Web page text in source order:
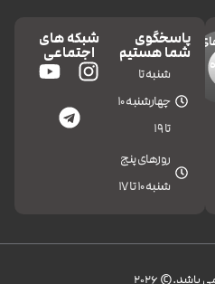
پاسخگوی
شما هستیم
شنبه تا
چهارشنبه 10
تا 19
روزهای پنج
شنبه 10 تا 17
شبکه های
اجتماعی
2026